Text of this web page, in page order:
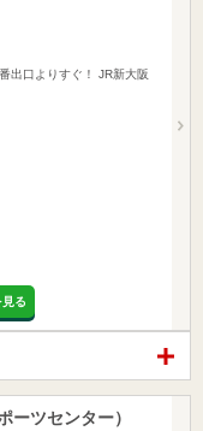
出口よりすぐ！ JR新大阪
る
ーツセンター）